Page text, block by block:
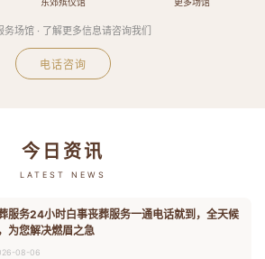
务场馆 · 了解更多信息请咨询我们
电话咨询
今日资讯
LATEST NEWS
服务24小时白事丧葬服务一通电话就到，全天候
为您解决燃眉之急
08-06